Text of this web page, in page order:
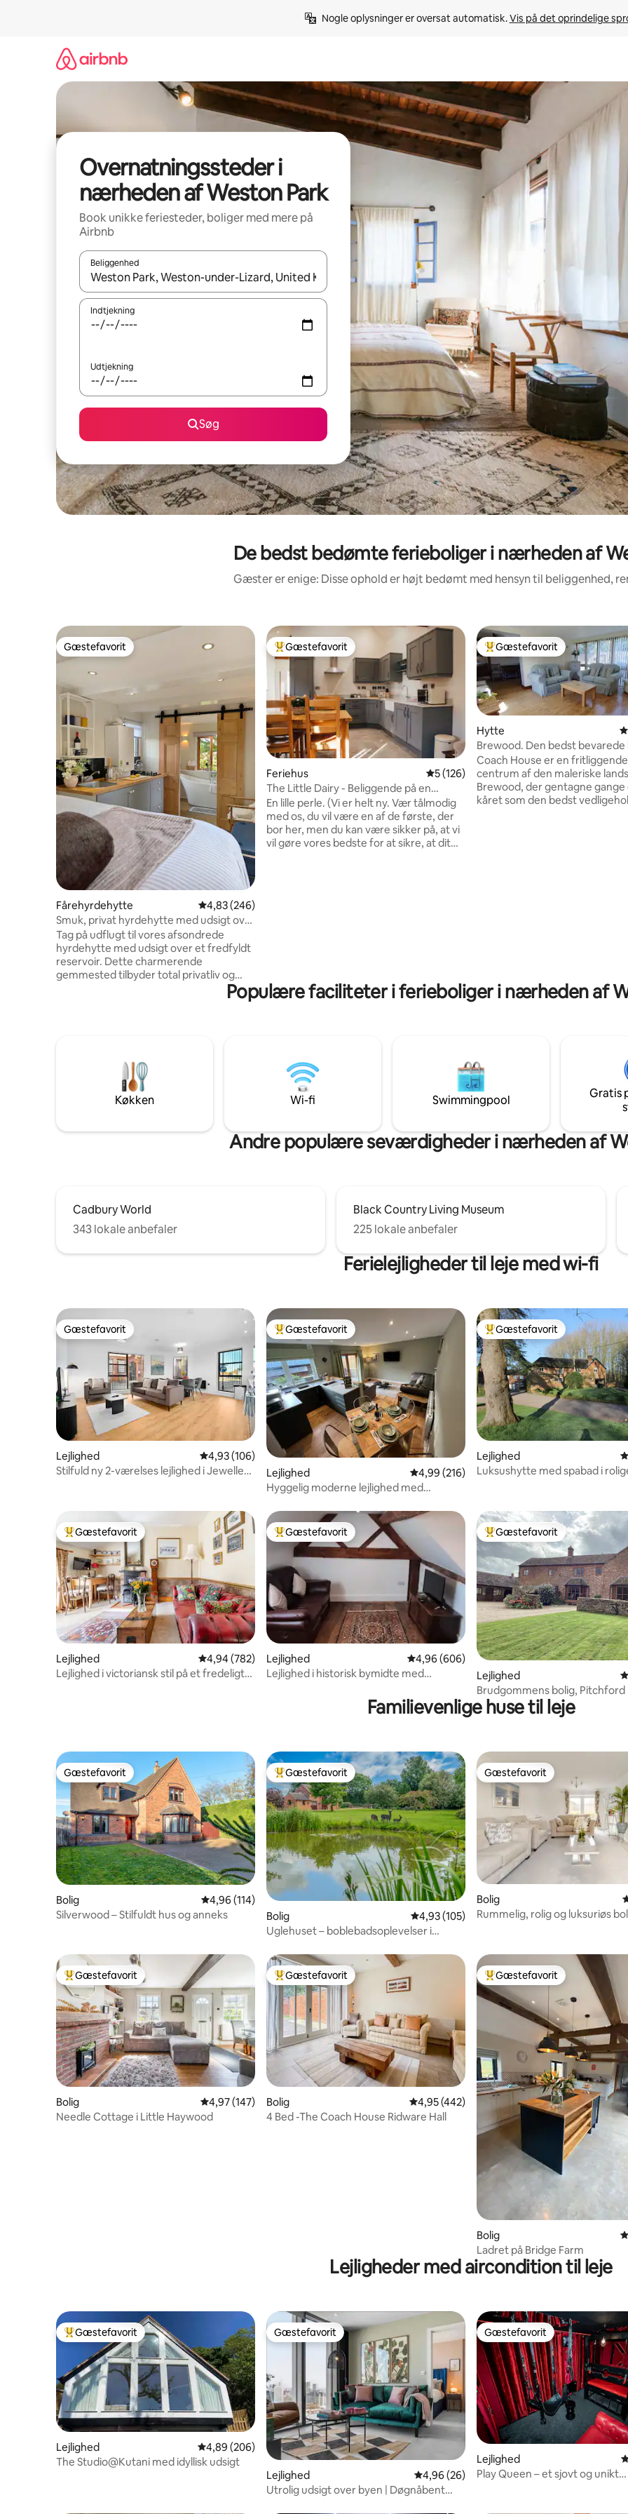
Nogle oplysninger er oversat automatisk. Vis på det oprindelige
Overnatningssteder i
nærheden af Weston Park
Book unikke feriesteder, boliger med mere på
Airbnb
Beliggenhed
Når resultaterne er tilgængelige, skal du navigere med piletasterne op og ned eller se mere ved at trykke eller stryge.
Indtjekning
Udtjekning
Søg
De bedst bedømte ferieboliger i nærheden af
Gæster er enige: Disse ophold er højt bedømt med hensyn til beliggenhed,
Gæstefavorit
Gæstefavorit
Fårehyrdehytte 4,83 ud af 5 i gennemsnitlig bedømmelse, 246 omtaler
4,83 (246)
Smuk, privat hyrdehytte med udsigt over
søen
Tag på udflugt til vores afsondrede
hyrdehytte med udsigt over et fredfyldt
reservoir. Dette charmerende
gemmested tilbyder total privatliv og
fantastisk udsigt over vandet. Slap af i dit
Ideel til par eller solorejsende, der søger
ro og en pause fra hverdagen. Et ægte
fristed uden indlagt strøm. Du er
velkommen til at sende os en besked og
Bedste gæstefavorit
Gæstefavorit
Feriehus 5 ud af 5 i gennemsnitlig bedømmelse,
5 (126)
The Little Dairy - Beliggende på en
bondegård
En lille perle. (Vi er helt ny. Vær tålmodig
med os, du vil være en af de første, der
bor her, men du kan være sikker på, at vi
vil gøre vores bedste for at sikre, at dit
Bedste gæstefavorit
Gæstefavorit
Hytte
Brewood. Den bedst bevarede
Staffordshire.
Coach House er en
centrum af den maleriske
Brewood, der gentagne
kåret som den bedst
Populære faciliteter i ferieboliger i nærheden af
Køkken Wi-fi Swimmingpool
Gratis
Andre populære seværdigheder i nærheden af
Cadbury World
343 lokale anbefaler
Black Country Living Museum
225 lokale anbefaler
Ferielejligheder til leje med wi-fi
Gæstefavorit
Gæstefavorit
Lejlighed 4,93 ud af 5 i gennemsnitlig bedømmelse, 106 omtaler
4,93 (106)
Stilfuld ny 2-værelses lejlighed i Jewellery
Bedste gæstefavorit
Gæstefavorit
Lejlighed 4,99 ud af 5 i gennemsnitlig bedømmelse,
4,99 (216)
Hyggelig moderne lejlighed med
Bedste gæstefavorit
Gæstefavorit
Lejlighed
Luksushytte med spabad i
Bedste gæstefavorit
Gæstefavorit
Lejlighed 4,94 ud af 5 i gennemsnitlig bedømmelse, 782 omtaler
4,94 (782)
Lejlighed i victoriansk stil på et fredeligt
Bedste gæstefavorit
Gæstefavorit
Lejlighed 4,96 ud af 5 i gennemsnitlig bedømmelse,
4,96 (606)
Lejlighed i historisk bymidte med
Bedste gæstefavorit
Gæstefavorit
Lejlighed
Brudgommens bolig, Pitchford
Familievenlige huse til leje
Gæstefavorit
Gæstefavorit
Bolig 4,96 ud af 5 i gennemsnitlig bedømmelse, 114 omtaler
4,96 (114)
Silverwood – Stilfuldt hus og anneks
Bedste gæstefavorit
Gæstefavorit
Bolig 4,93 ud af 5 i gennemsnitlig bedømmelse,
4,93 (105)
Uglehuset – boblebadsoplevelser i
Gæstefavorit
Gæstefavorit
Bolig
Rummelig, rolig og luksuriøs
Bedste gæstefavorit
Gæstefavorit
Bolig 4,97 ud af 5 i gennemsnitlig bedømmelse, 147 omtaler
4,97 (147)
Needle Cottage i Little Haywood
Bedste gæstefavorit
Gæstefavorit
Bolig 4,95 ud af 5 i gennemsnitlig bedømmelse,
4,95 (442)
4 Bed -The Coach House Ridware Hall
Bedste gæstefavorit
Gæstefavorit
Bolig
Ladret på Bridge Farm
Lejligheder med aircondition til leje
Bedste gæstefavorit
Gæstefavorit
Lejlighed 4,89 ud af 5 i gennemsnitlig bedømmelse, 206 omtaler
4,89 (206)
The Studio@Kutani med idyllisk udsigt
Gæstefavorit
Gæstefavorit
Lejlighed 4,96 ud af 5 i gennemsnitlig bedømmelse,
4,96 (26)
Utrolig udsigt over byen | Døgnåbent
Gæstefavorit
Gæstefavorit
Lejlighed
Play Queen – et sjovt og unikt